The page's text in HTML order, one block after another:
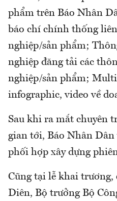
phẩm trên Báo Nhân
báo chí chính thống
nghiệp/sản phẩm;
nghiệp đăng tải các
nghiệp/sản phẩm;
infographic, video về
Sau khi ra mắt chuyên
gian tới, Báo Nhân Dân
phối hợp xây dựng
Cũng tại lễ khai trương,
Diên, Bộ trưởng Bộ